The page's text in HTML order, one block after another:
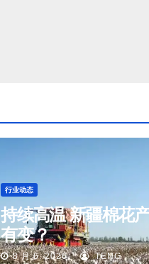
行业动态
持续高温 新疆棉花
有变？
8 月 6, 2026 TENG